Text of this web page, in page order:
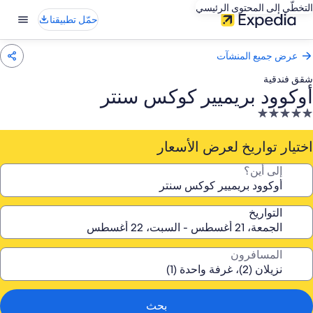
التخطّي إلى المحتوى الرئيسي
حمّل تطبيقنا
عرض جميع المنشآت
شقق فندقية
أوكوود بريميير كوكس سنتر
منشأة
فندقية
مصنفة
5.0
اختيار تواريخ لعرض الأسعار
إلى أين؟
التواريخ
المسافرون
بحث